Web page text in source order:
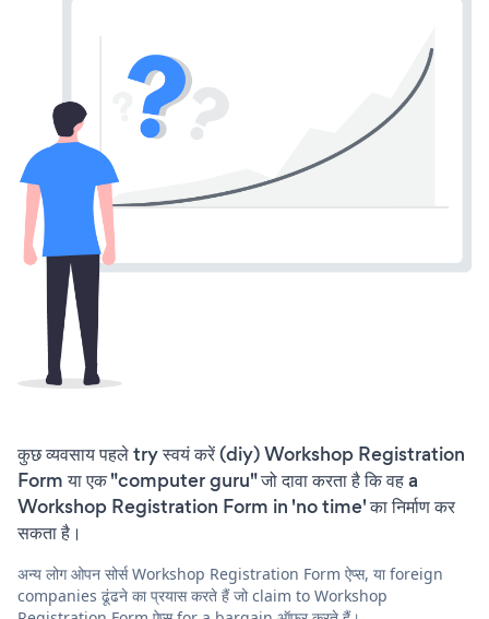
कुछ व्यवसाय पहले try स्वयं करें (diy) Workshop Registration
Form या एक "computer guru" जो दावा करता है कि वह a
Workshop Registration Form in 'no time' का निर्माण कर
सकता है।
अन्य लोग ओपन सोर्स Workshop Registration Form ऐप्स, या foreign
companies ढूंढने का प्रयास करते हैं जो claim to Workshop